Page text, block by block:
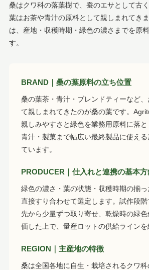
桑はクワ科の落葉樹で、蚕のエサとして古
葉はお茶や青汁の原料として親しまれてき
は、産地・収穫時期・緑色の濃さまでを原
す。
BRAND｜桑の葉原料の立ち位置
桑の葉茶・青汁・ブレンドティーなど
て親しまれてきたのが桑の葉です。
親しみやすさと緑色を業務用原料に落と
青汁・製菓まで幅広い最終製品に使え
ています。
PRODUCER｜仕入れと連携の基本方
緑色の濃さ・葉の状態・収穫時期の揃っ
直接すり合わせて選定します。試作段
先から少量ずつ取り寄せ、乾燥時の緑
価した上で、量産ロットの供給ラインを
REGION｜主産地の特徴
桑は全国各地に自生・栽培されるクワ